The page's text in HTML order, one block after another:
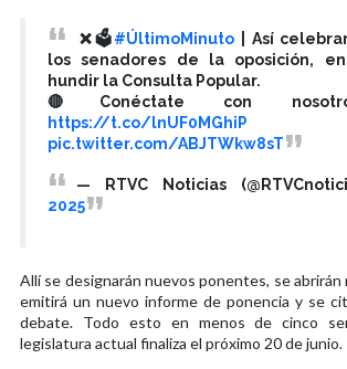
❌🗳️#ÚltimoMinuto | Así
los senadores de la oposición,
hundir la Consulta Popular.
🔴Conéctate con
https://t.co/lnUF0MGhiP
pic.twitter.com/ABJTWkw8sT
— RTVC Noticias
2025
Allí se designarán nuevos ponentes, se abrirán
emitirá un nuevo informe de ponencia y se
debate. Todo esto en menos de cinco
legislatura actual finaliza el próximo 20 de junio.